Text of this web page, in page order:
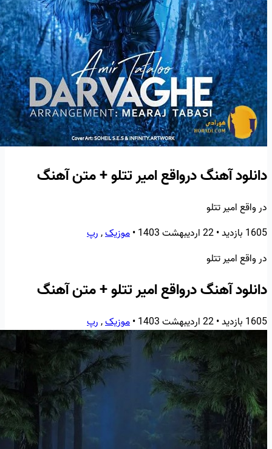
دانلود آهنگ درواقع امیر تتلو + متن آهنگ
در واقع امیر تتلو
1605 بازدید
•22 اردیبهشت 1403 •موزیک,رپ
در واقع امیر تتلو
دانلود آهنگ درواقع امیر تتلو + متن آهنگ
1605 بازدید •22 اردیبهشت 1403 •موزیک,رپ